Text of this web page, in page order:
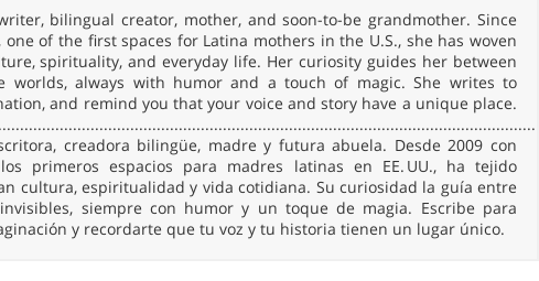
bilingual creator, mother, and soon-to-be grandmother. Since
one of the first spaces for Latina mothers in the U.S., she has woven
spirituality, and everyday life. Her curiosity guides her between
worlds, always with humor and a touch of magic. She writes to
and remind you that your voice and story have a unique place.
creadora bilingüe, madre y futura abuela. Desde 2009 con
primeros espacios para madres latinas en EE. UU., ha tejido
cultura, espiritualidad y vida cotidiana. Su curiosidad la guía entre
siempre con humor y un toque de magia. Escribe para
y recordarte que tu voz y tu historia tienen un lugar único.